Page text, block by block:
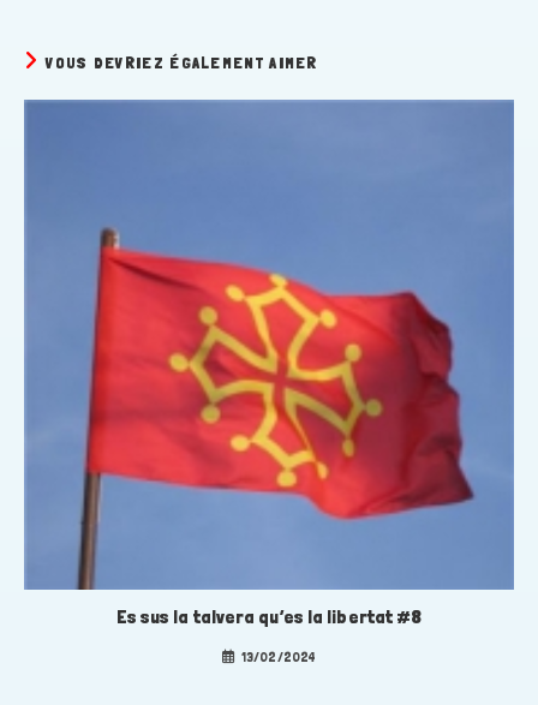
VOUS DEVRIEZ ÉGALEMENT AIMER
Es sus la talvera qu’es la libertat #8
13/02/2024